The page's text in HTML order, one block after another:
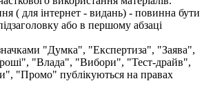
( для інтернет - видань) - повинна бути
або в першому абзаці
"Думка", "Експертиза", "Заява",
"Влада", "Вибори", "Тест-драйв",
"Промо" публікуються на правах